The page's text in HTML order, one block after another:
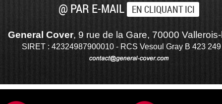
@ PAR E-MAIL EN CLIQUANT ICI
General Cover, 9 rue de la Gare, 70000
SIRET : 42324987900010 - RCS Vesoul Gray B 423